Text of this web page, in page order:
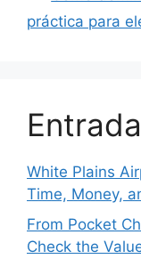
práctica para
White Plains
Time, Money,
From Pocket
Check the